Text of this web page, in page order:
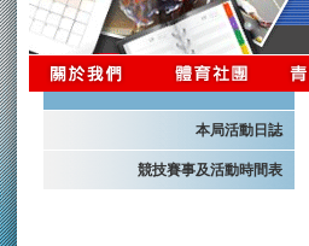
本局活動日誌
競技賽事及活動時間表